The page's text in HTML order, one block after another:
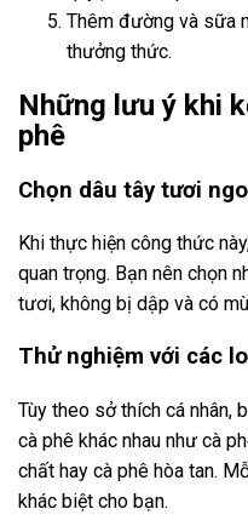
Thêm đường và sữa
thưởng thức.
Những lưu ý khi
phê
Chọn dâu tây tươi
Khi thực hiện công thức
quan trọng. Bạn nên chọn
tươi, không bị dập và có
Thử nghiệm với các
Tùy theo sở thích cá nhân,
cà phê khác nhau như cà
chất hay cà phê hòa tan.
khác biệt cho bạn.